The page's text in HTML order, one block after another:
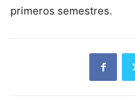
primeros semestres.